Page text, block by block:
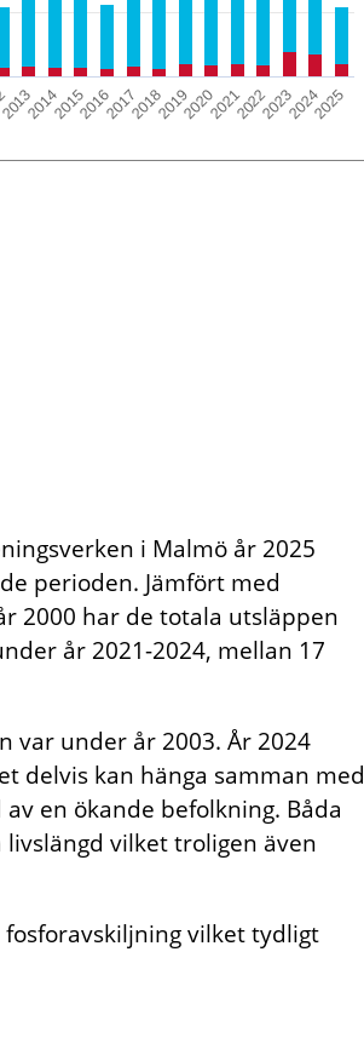
2015 2017 2019 2021 2023 2025
2014 2016 2018 2020 2022 2024
i Malmö år 2025
perioden. Jämfört med
2000 har de totala utsläppen
år 2021-2024, mellan 17
var under år 2003. År 2024
delvis kan hänga samman med
en ökande befolkning. Båda
vilket troligen även
vilket tydligt